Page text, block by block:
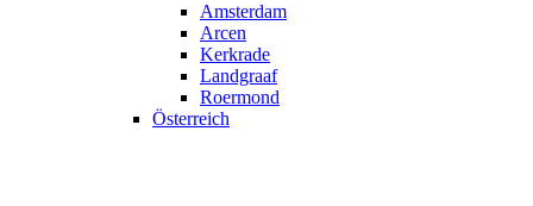
Amsterdam
Arcen
Kerkrade
Landgraaf
Roermond
Österreich